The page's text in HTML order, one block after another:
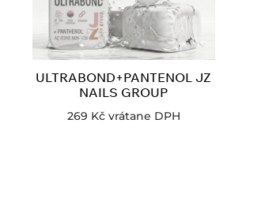
ULTRABOND+PANTENOL JZ
NAILS GROUP
269 Kč vrátane DPH